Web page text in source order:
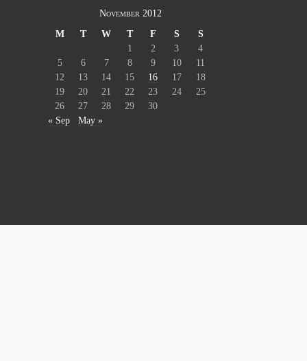
November 2012
M
T W T F S
S
1
2 3
4
5
6 7 8 9 10
11
12
13 14 15 16 17
18
19
20 21 22 23 24
25
26
27 28 29
30
« Sep
May »